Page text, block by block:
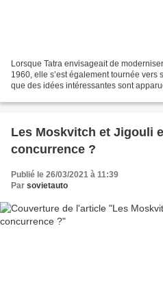
Lorsque Tatra envisageait de
1960, elle s’est également tournée vers
que des idées intéressantes sont
Les Moskvitch et Jigouli
concurrence ?
Publié le 26/03/2021 à 11:39
Par sovietauto